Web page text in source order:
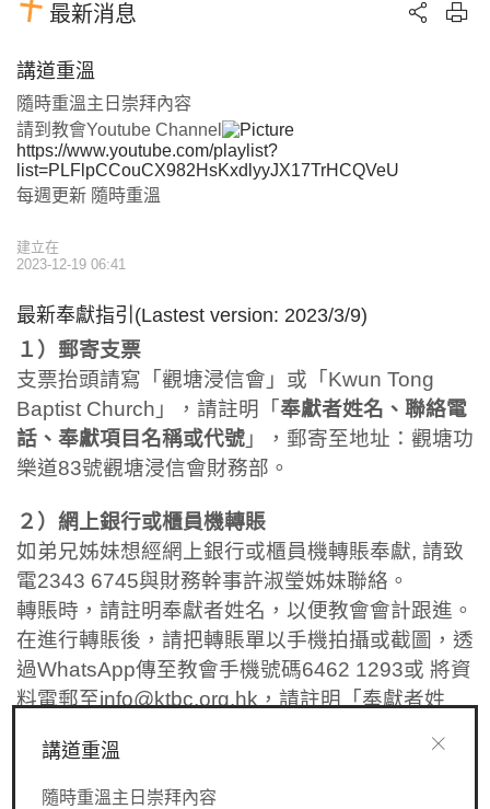
最新消息
講道重溫
隨時重溫主日崇拜內容
請到教會Youtube Channel
https://www.youtube.com/playlist?
list=PLFlpCCouCX982HsKxdlyyJX17TrHCQVeU
每週更新 隨時重溫
建立在
2023-12-19 06:41
最新奉獻指引(Lastest version: 2023/3/9)
１） 郵寄支票
支票抬頭請寫「觀塘浸信會」或「Kwun Tong
Baptist Church」，請註明「 奉獻者姓名、聯絡電
話、奉獻項目名稱或代號 」，郵寄至地址：觀塘功
樂道83號觀塘浸信會財務部。
２）網上銀行或櫃員機轉賬
如弟兄姊妹想經網上銀行或櫃員機轉賬奉獻, 請致
電2343 6745與財務幹事許淑瑩姊妹聯絡。
轉賬時，請註明奉獻者姓名，以便教會會計跟進。
在進行轉賬後，請把轉賬單以手機拍攝或截圖，透
過WhatsApp傳至教會手機號碼6462 1293或 將資
料電郵至info@ktbc.org.hk，請註明「奉獻者姓
講道重溫
隨時重溫主日崇拜內容